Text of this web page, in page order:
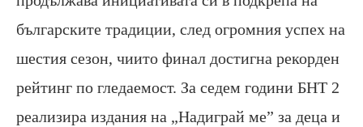
българските традиции, след огромния успех на
шестия сезон, чиито финал достигна рекорден
рейтинг по гледаемост. За седем години БНТ 2
реализира издания на „Надиграй ме” за деца и